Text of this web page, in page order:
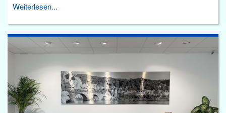
Weiterlesen...